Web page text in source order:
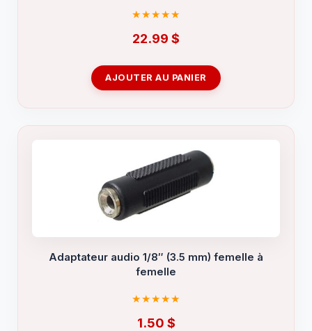
22.99 $
AJOUTER AU PANIER
Adaptateur audio 1/8″ (3.5 mm) femelle à
femelle
1.50 $